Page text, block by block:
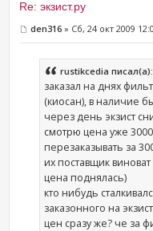
Re: экзист.ру
den316 » Сб, 24 окт 2009
rustikcedia писал(а):
заказал на днях
(киосан), в наличие
через день экзист
смотрю цена уже
перезаказывать за
их поставщик
цена поднялась)
кто нибудь
заказонного на
цен сразу же? че за